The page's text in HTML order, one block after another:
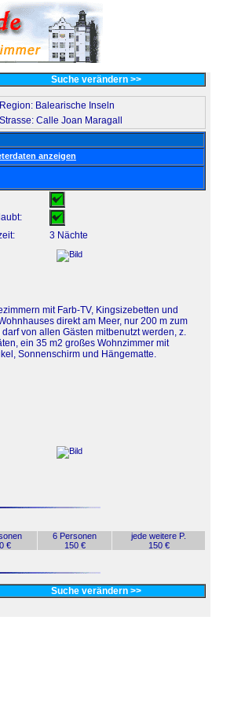
Suche verändern >>
Region: Balearische Inseln
Strasse: Calle Joan Maragall
anzeigen
3 Nächte
mit Farb-TV, Kingsizebetten und
direkt am Meer, nur 200 m zum
von allen Gästen mitbenutzt werden, z.
ein 35 m2 großes Wohnzimmer mit
Sonnenschirm und Hängematte.
€
6 Personen
150 €
jede weitere P.
150 €
Suche verändern >>